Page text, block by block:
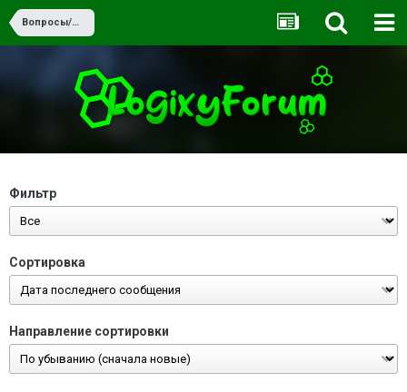
Вопросы/Ответы
Фильтр
Сортировка
Направление сортировки